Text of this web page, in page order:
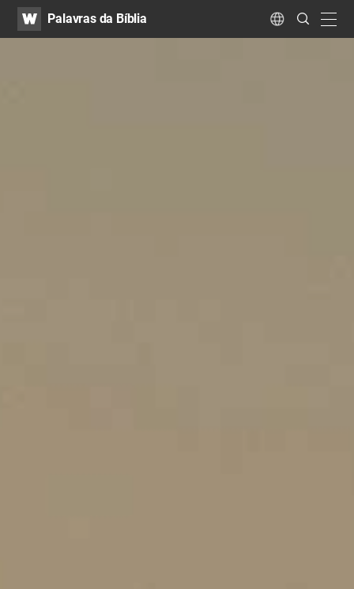
WATVPalavras da Bíblia Language
Search
Submit